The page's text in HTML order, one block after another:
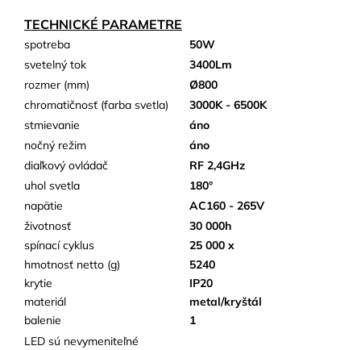
TECHNICKÉ PARAMETRE
spotreba
50W
svetelný tok
3400Lm
rozmer (mm)
Ø800
chromatičnosť (farba svetla)
3000K - 6500K
stmievanie
áno
nočný režim
áno
diaľkový ovládač
RF 2,4GHz
uhol svetla
180°
napätie
AC160 - 265V
životnosť
30 000h
spínací cyklus
25 000 x
hmotnosť netto (g)
5240
krytie
IP20
materiál
metal/kryštál
balenie
1
LED sú nevymeniteľné